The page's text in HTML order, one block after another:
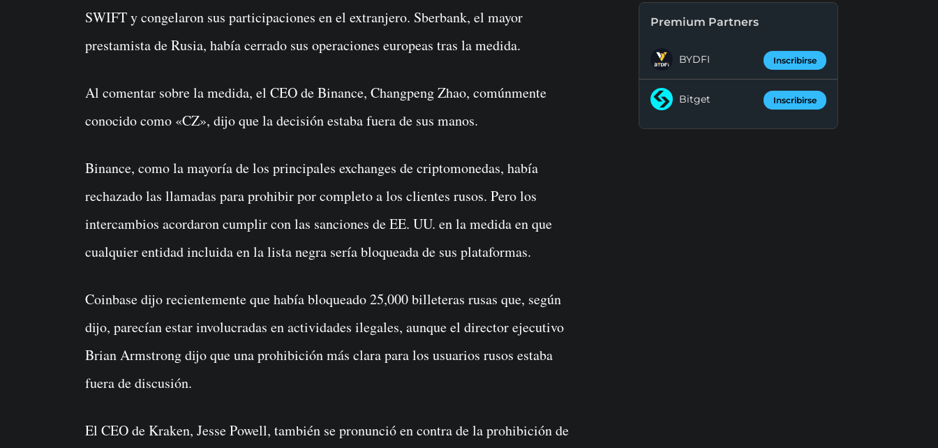
SWIFT y congelaron sus participaciones en el extranjero. Sberbank, el mayor
prestamista de Rusia, había cerrado sus operaciones europeas tras la medida.
Al comentar sobre la medida, el CEO de Binance, Changpeng Zhao, comúnmente
conocido como «CZ», dijo que la decisión estaba fuera de sus manos.
Binance, como la mayoría de los principales exchanges de criptomonedas, había
rechazado las llamadas para prohibir por completo a los clientes rusos. Pero los
intercambios acordaron cumplir con las sanciones de EE. UU. en la medida en que
cualquier entidad incluida en la lista negra sería bloqueada de sus plataformas.
Coinbase dijo recientemente que había bloqueado 25,000 billeteras rusas que, según
dijo, parecían estar involucradas en actividades ilegales, aunque el director ejecutivo
Brian Armstrong dijo que una prohibición más clara para los usuarios rusos estaba
fuera de discusión.
El CEO de Kraken, Jesse Powell, también se pronunció en contra de la prohibición de
Premium Partners
BYDFI Inscribirse
Bitget Inscribirse